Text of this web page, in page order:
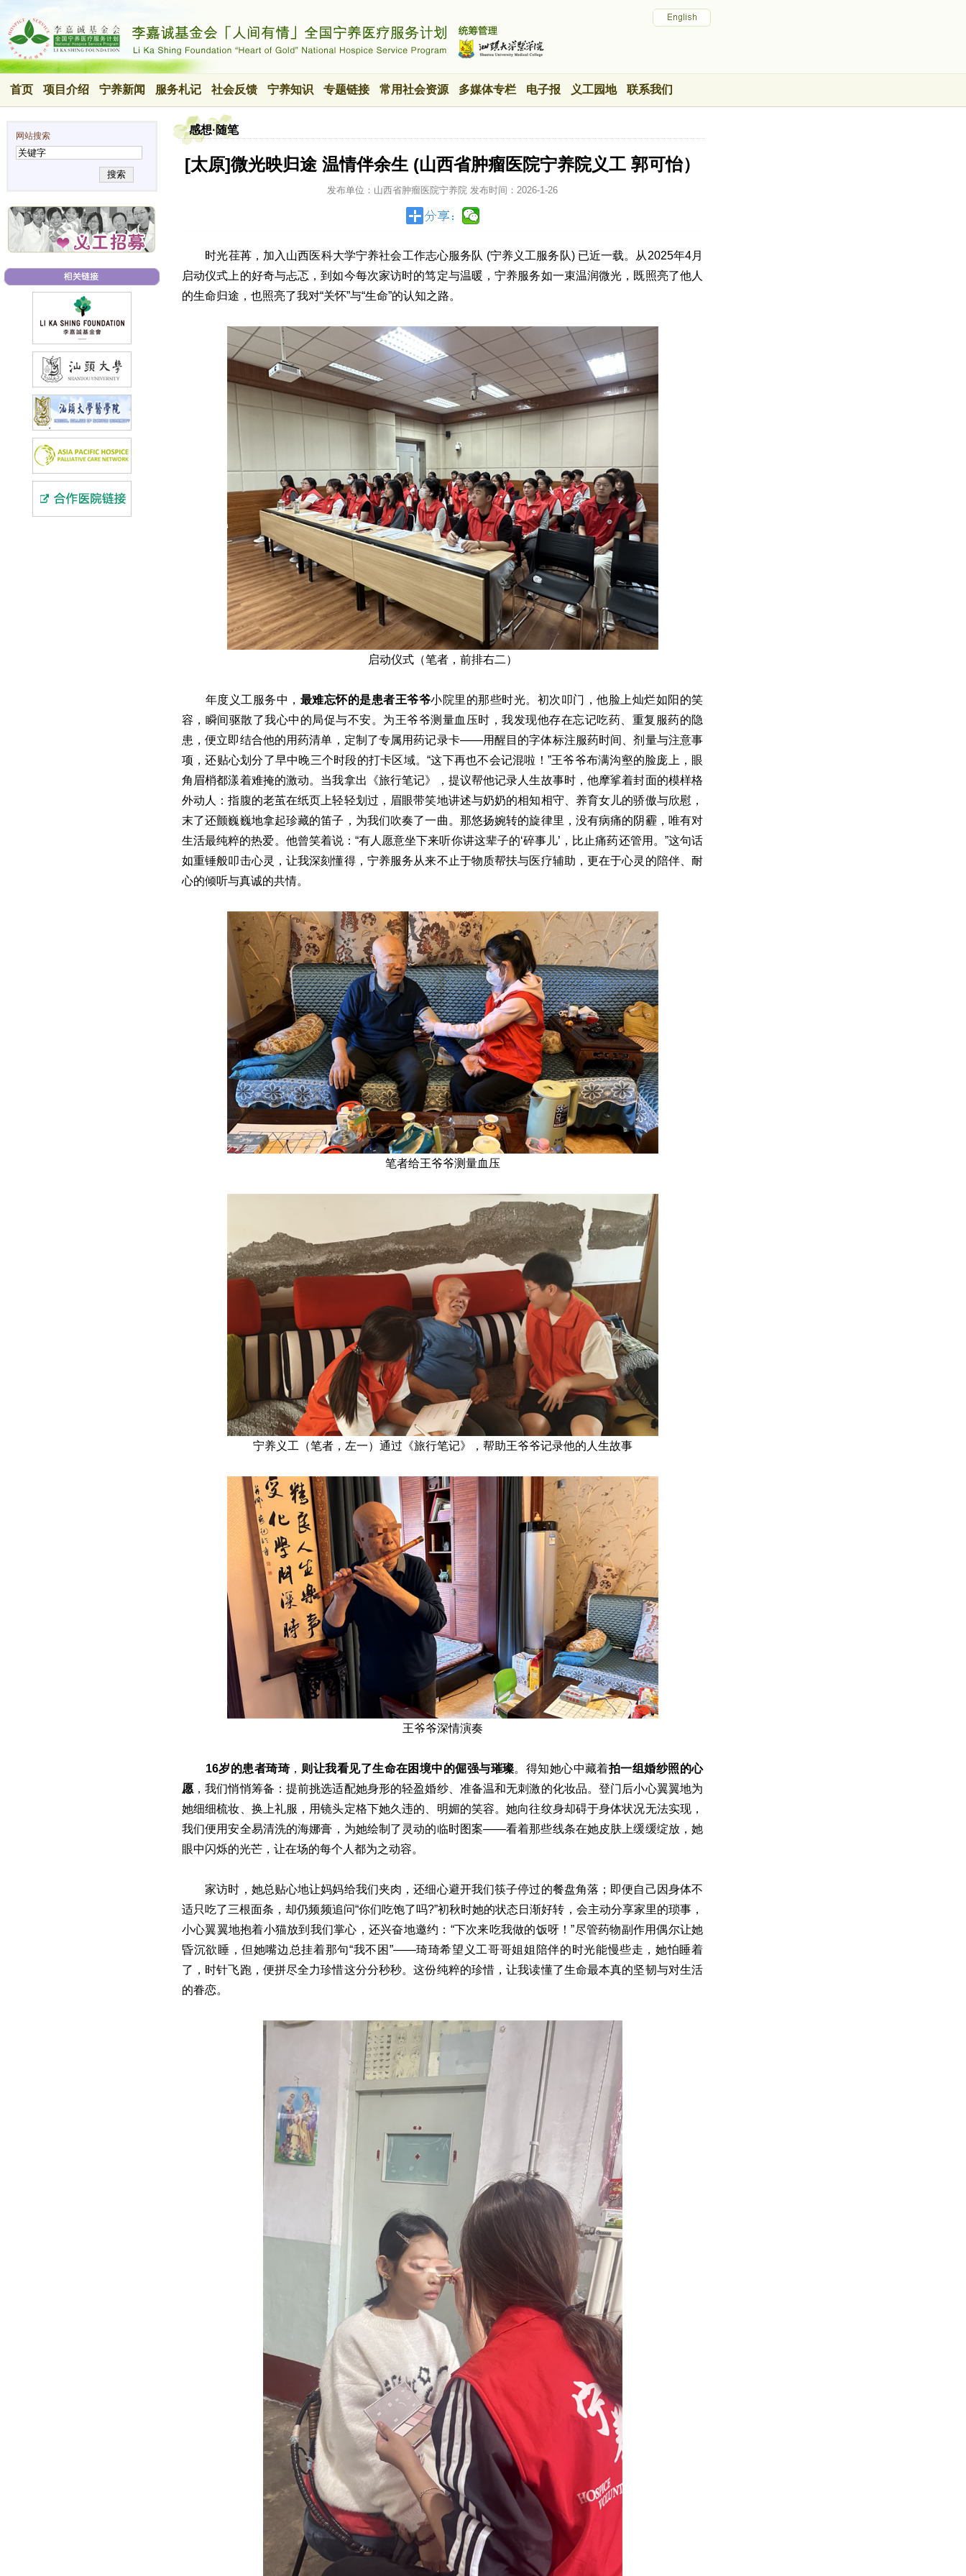
首页 项目介绍 宁养新闻 服务札记 社会反馈 宁养知识 专题链接 常用社会资源 多媒体专栏 电子报 义工园地 联系我们
网站搜索
搜索
感想·随笔
[太原]微光映归途 温情伴余生 (山西省肿瘤医院宁养院义工 郭可怡）
发布单位：山西省肿瘤医院宁养院 发布时间： 2026-1-26
时光荏苒，加入山西医科大学宁养社会工作志心服务队 (宁养义工服务队) 已近一载。从2025年4月
启动仪式上的好奇与忐忑，到如今每次家访时的笃定与温暖，宁养服务如一束温润微光，既照亮了他人
的生命归途，也照亮了我对“关怀”与“生命”的认知之路。
启动仪式（笔者，前排右二）
年度义工服务中， 最难忘怀的是患者王爷爷小院里的那些时光。初次叩门，他脸上灿烂如阳的笑
容，瞬间驱散了我心中的局促与不安。为王爷爷测量血压时，我发现他存在忘记吃药、重复服药的隐
患，便立即结合他的用药清单，定制了专属用药记录卡——用醒目的字体标注服药时间、剂量与注意事
项，还贴心划分了早中晚三个时段的打卡区域。“这下再也不会记混啦！”王爷爷布满沟壑的脸庞上，眼
角眉梢都漾着难掩的激动。当我拿出《旅行笔记》，提议帮他记录人生故事时，他摩挲着封面的模样格
外动人：指腹的老茧在纸页上轻轻划过，眉眼带笑地讲述与奶奶的相知相守、养育女儿的骄傲与欣慰，
末了还颤巍巍地拿起珍藏的笛子，为我们吹奏了一曲。那悠扬婉转的旋律里，没有病痛的阴霾，唯有对
生活最纯粹的热爱。他曾笑着说：“有人愿意坐下来听你讲这辈子的‘碎事儿’，比止痛药还管用。”这句话
如重锤般叩击心灵，让我深刻懂得，宁养服务从来不止于物质帮扶与医疗辅助，更在于心灵的陪伴、耐
心的倾听与真诚的共情。
笔者给王爷爷测量血压
宁养义工（笔者，左一）通过《旅行笔记》，帮助王爷爷记录他的人生故事
王爷爷深情演奏
16岁的患者琦琦， 则让我看见了生命在困境中的倔强与璀璨。得知她心中藏着拍一组婚纱照的心
愿 ，我们悄悄筹备：提前挑选适配她身形的轻盈婚纱、准备温和无刺激的化妆品。登门后小心翼翼地为
她细细梳妆、换上礼服，用镜头定格下她久违的、明媚的笑容。她向往纹身却碍于身体状况无法实现，
我们便用安全易清洗的海娜膏，为她绘制了灵动的临时图案——看着那些线条在她皮肤上缓缓绽放，她
眼中闪烁的光芒，让在场的每个人都为之动容。
家访时，她总贴心地让妈妈给我们夹肉，还细心避开我们筷子停过的餐盘角落；即便自己因身体不
适只吃了三根面条，却仍频频追问“你们吃饱了吗?”初秋时她的状态日渐好转，会主动分享家里的琐事，
小心翼翼地抱着小猫放到我们掌心，还兴奋地邀约：“下次来吃我做的饭呀！”尽管药物副作用偶尔让她
昏沉欲睡，但她嘴边总挂着那句“我不困”——琦琦希望义工哥哥姐姐陪伴的时光能慢些走，她怕睡着
了，时针飞跑，便拼尽全力珍惜这分分秒秒。这份纯粹的珍惜，让我读懂了生命最本真的坚韧与对生活
的眷恋。